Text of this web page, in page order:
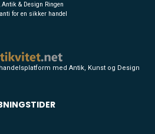
Antik & Design Ringen
for en sikker handel
med Antik, Kunst og Design